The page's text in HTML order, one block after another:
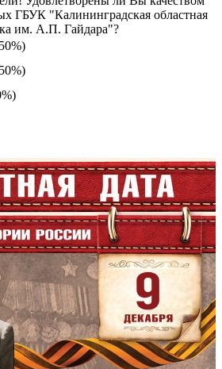
ГБУК "Калининградская областная
им. А.П. Гайдара"?